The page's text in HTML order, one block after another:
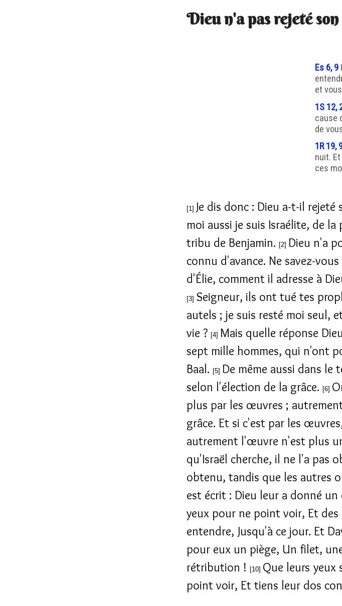
Dieu n'a pas rejeté
Es 6, 9
et
1S 12,
cause
de
1R 19,
nuit.
ces
[1] Je dis donc : Dieu a-t-il rejeté
moi aussi je suis Israélite, de
tribu de Benjamin. [2] Dieu n'a
connu d'avance. Ne savez-
d'Élie, comment il adresse à
[3] Seigneur, ils ont tué tes
autels ; je suis resté moi seul,
vie ? [4] Mais quelle réponse
sept mille hommes, qui n'ont
Baal. [5] De même aussi dans le
selon l'élection de la grâce. [6]
plus par les œuvres ;
grâce. Et si c'est par les
autrement l'œuvre n'est plus
qu'Israël cherche, il ne l'a pas
obtenu, tandis que les autres
est écrit : Dieu leur a donné
yeux pour ne point voir, Et
entendre, Jusqu'à ce jour. Et
pour eux un piège, Un filet,
rétribution !
[10] Que leurs yeux
point voir, Et tiens leur dos